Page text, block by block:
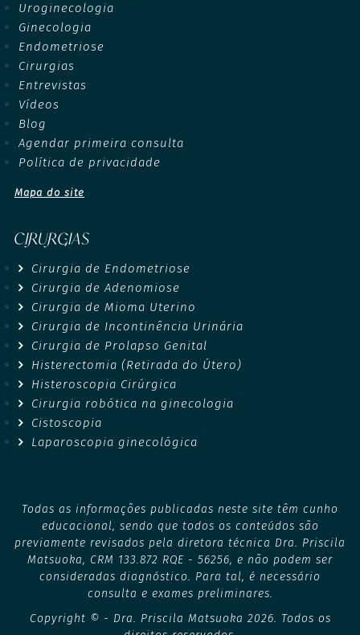
Uroginecologia
Ginecologia
Endometriose
Cirurgias
Entrevistas
Vídeos
Blog
Agendar primeira consulta
Política de privacidade
Mapa do site
CIRURGIAS
Cirurgia de Endometriose
Cirurgia de Adenomiose
Cirurgia de Mioma Uterino
Cirurgia de Incontinência Urinária
Cirurgia de Prolapso Genital
Histerectomia (Retirada do Útero)
Histeroscopia Cirúrgica
Cirurgia robótica na ginecologia
Cistoscopia
Laparoscopia ginecológica
Todas as informações publicadas neste site têm cunho
educacional, sendo que todos os conteúdos são
previamente revisados pela diretora técnica Dra. Priscila
Matsuoka, CRM 133.872 RQE - 56256, e não podem ser
consideradas diagnóstico. Para tal, é necessário
consulta e exames preliminares.
Copyright © - Dra. Priscila Matsuoka 2026. Todos os